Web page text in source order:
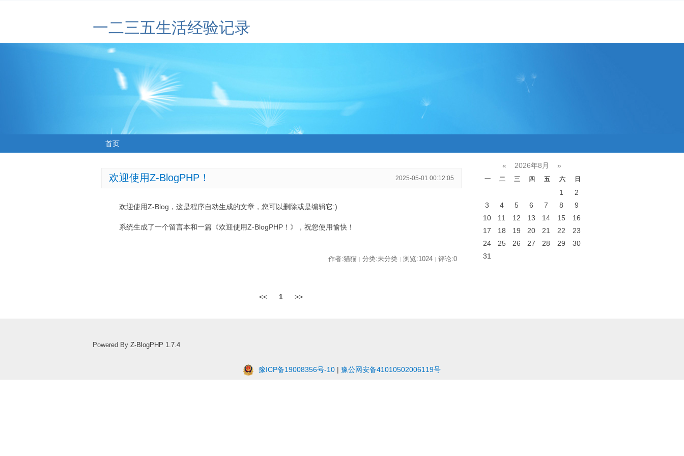
一二三五生活经验记录
首页
欢迎使用Z-BlogPHP！ 2025-05-01 00:12:05
欢迎使用Z-Blog，这是程序自动生成的文章，您可以删除或是编辑它:)
系统生成了一个留言本和一篇《欢迎使用Z-BlogPHP！》，祝您使用愉快！
作者:猫猫 | 分类:未分类 | 浏览:1024 | 评论:0
<< 1 >>
« 2026年8月 »
一 二 三 四 五 六 日
1
2
3
4 5 6 7 8
9
10
11 12 13 14 15
16
17
18 19 20 21 22
23
24
25 26 27 28 29
30
31
Powered By Z-BlogPHP 1.7.4
豫ICP备19008356号-10 | 豫公网安备41010502006119号